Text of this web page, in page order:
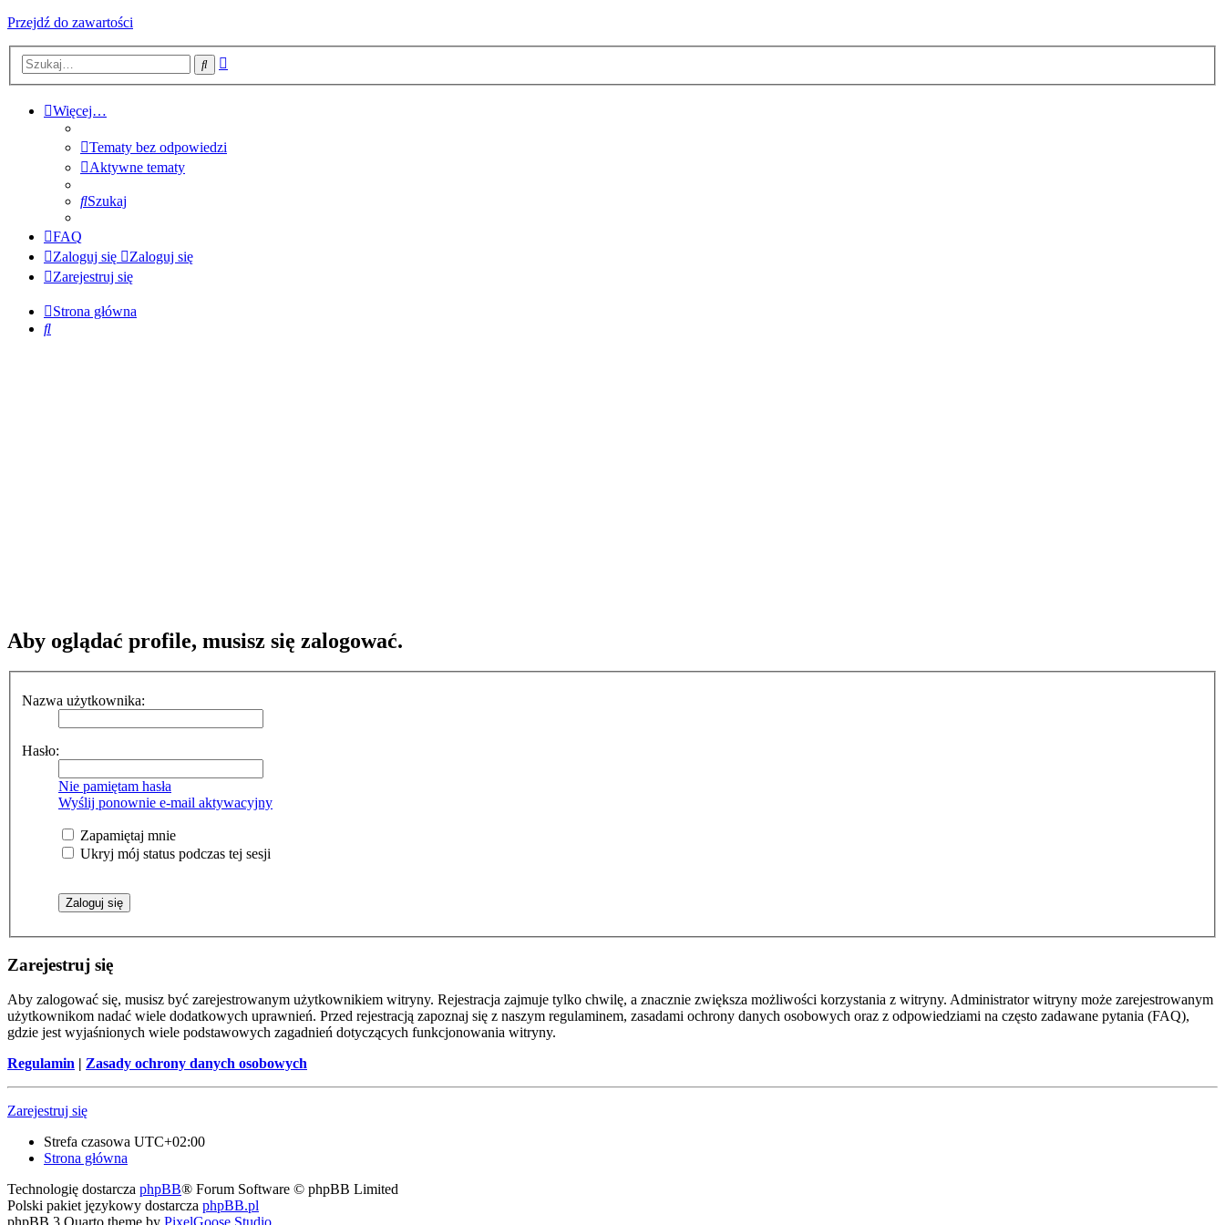
Przejdź do zawartości
Szukaj
Więcej…
Tematy bez odpowiedzi
Aktywne tematy
Szukaj
FAQ
Zaloguj się
Zaloguj się
Zarejestruj się
Strona główna
Szukaj
Aby oglądać profile, musisz się zalogować.
Nazwa użytkownika:
Hasło:
Nie pamiętam hasła
Wyślij ponownie e-mail aktywacyjny
Zapamiętaj mnie
Ukryj mój status podczas tej sesji
Zarejestruj się
Aby zalogować się, musisz być zarejestrowanym użytkownikiem witryny. Rejestracja zajmuje tylko chwilę, a znacznie zwiększa możliwości korzystania z witryny. Administrator witryny może zarejestrowanym
użytkownikom nadać wiele dodatkowych uprawnień. Przed rejestracją zapoznaj się z naszym regulaminem, zasadami ochrony danych osobowych oraz z odpowiedziami na często zadawane pytania (FAQ),
gdzie jest wyjaśnionych wiele podstawowych zagadnień dotyczących funkcjonowania witryny.
Regulamin | Zasady ochrony danych osobowych
Zarejestruj się
Strefa czasowa UTC+02:00
Strona główna
Technologię dostarcza phpBB® Forum Software © phpBB Limited
Polski pakiet językowy dostarcza phpBB.pl